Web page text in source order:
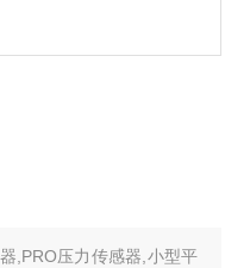
,PRO压力传感器,小型平